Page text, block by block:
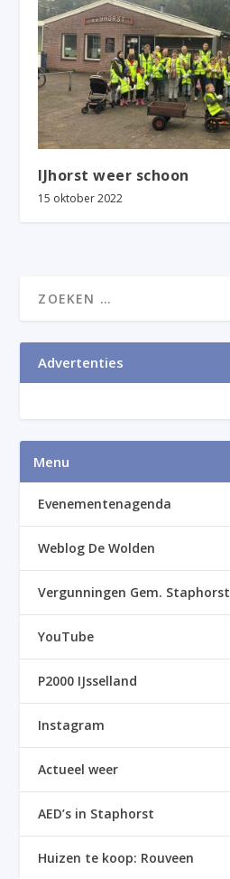
IJhorst weer schoon
15 oktober 2022
Advertenties
Menu
Evenementenagenda
Weblog De Wolden
Vergunningen Gem. Staphorst
YouTube
P2000 IJsselland
Instagram
Actueel weer
AED’s in Staphorst
Huizen te koop: Rouveen